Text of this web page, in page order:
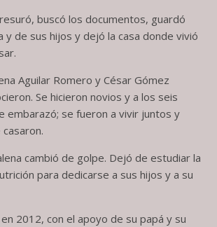
buscó los documentos, guardó
y de sus hijos y dejó la casa donde vivió
Aguilar Romero y César Gómez
Se hicieron novios y a los seis
embarazó; se fueron a vivir juntos y
cambió de golpe. Dejó de estudiar la
para dedicarse a sus hijos y a su
2012, con el apoyo de su papá y su